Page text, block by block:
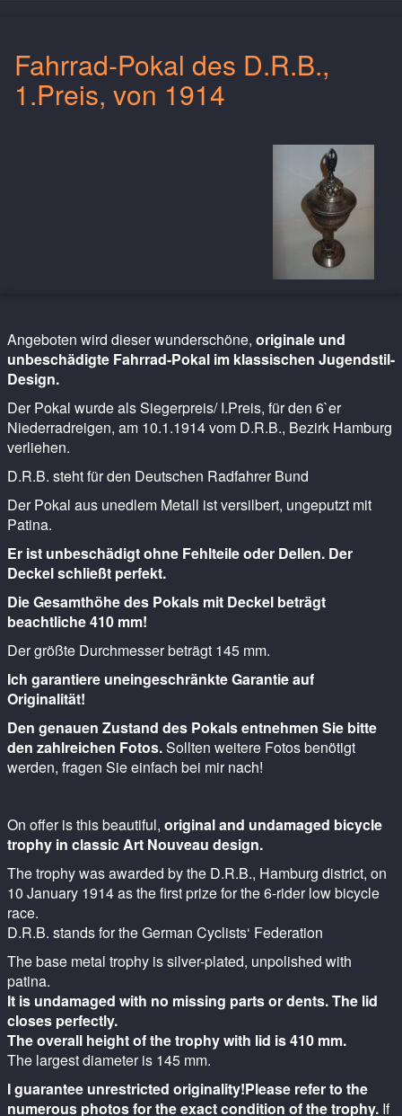
Fahrrad-Pokal des D.R.B.,
1.Preis, von 1914
Angeboten wird dieser wunderschöne, originale und
unbeschädigte Fahrrad-Pokal im klassischen Jugendstil-
Design.
Der Pokal wurde als Siegerpreis/ I.Preis, für den 6`er
Niederradreigen, am 10.1.1914 vom D.R.B., Bezirk Hamburg
verliehen.
D.R.B. steht für den Deutschen Radfahrer Bund
Der Pokal aus unedlem Metall ist versilbert, ungeputzt mit
Patina.
Er ist unbeschädigt ohne Fehlteile oder Dellen. Der
Deckel schließt perfekt.
Die Gesamthöhe des Pokals mit Deckel beträgt
beachtliche 410 mm!
Der größte Durchmesser beträgt 145 mm.
Ich garantiere uneingeschränkte Garantie auf
Originalität!
Den genauen Zustand des Pokals entnehmen Sie bitte
den zahlreichen Fotos.Sollten weitere Fotos benötigt
werden, fragen Sie einfach bei mir nach!
On offer is this beautiful, original and undamaged bicycle
trophy in classic Art Nouveau design.
The trophy was awarded by the D.R.B., Hamburg district, on
10 January 1914 as the first prize for the 6-rider low bicycle
race.
D.R.B. stands for the German Cyclists‘ Federation
The base metal trophy is silver-plated, unpolished with
patina.
It is undamaged with no missing parts or dents. The lid
closes perfectly.
The overall height of the trophy with lid is 410 mm.
The largest diameter is 145 mm.
I guarantee unrestricted originality!Please refer to the
numerous photos for the exact condition of the trophy. If